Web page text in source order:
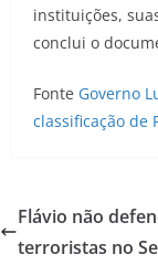
instituições,
conclui o
Fonte Governo
classificação de
Flávio não
terroristas no